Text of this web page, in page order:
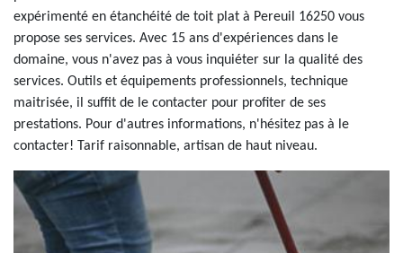
expérimenté en étanchéité de toit plat à Pereuil 16250 vous
propose ses services. Avec 15 ans d'expériences dans le
domaine, vous n'avez pas à vous inquiéter sur la qualité des
services. Outils et équipements professionnels, technique
maitrisée, il suffit de le contacter pour profiter de ses
prestations. Pour d'autres informations, n'hésitez pas à le
contacter! Tarif raisonnable, artisan de haut niveau.